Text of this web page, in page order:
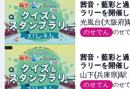
茜音・藍彩と
ラリーを開催
ベントガイド
電鉄】
光風台(大阪府)
のせでん
茜音・藍彩と
ラリーを開催
ベントガイド
電鉄】
山下(兵庫県)駅
のせでん